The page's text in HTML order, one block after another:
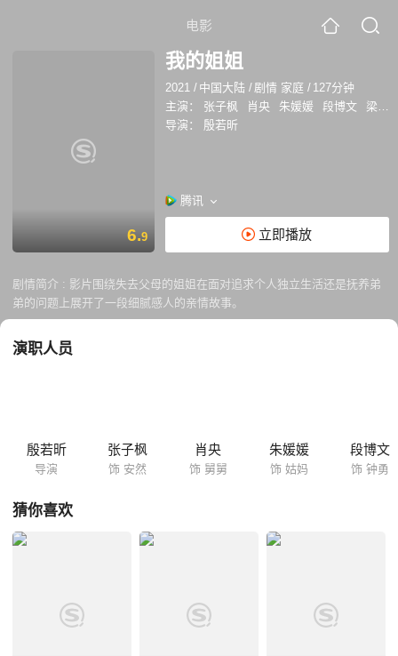
电影
6.9
我的姐姐
2021 / 中国大陆 /剧情 家庭 / 127分钟
主演：
张子枫 肖央 朱媛媛 段博文
梁靖康
导演：
殷若昕
腾讯
立即播放
剧情简介 : 影片围绕失去父母的姐姐在面对追求个人独立生活还是抚养弟
弟的问题上展开了一段细腻感人的亲情故事。
演职人员
殷若昕
导演
张子枫
饰 安然
肖央
饰 舅舅
朱媛媛
饰 姑妈
段博文
饰 钟勇
猜你喜欢